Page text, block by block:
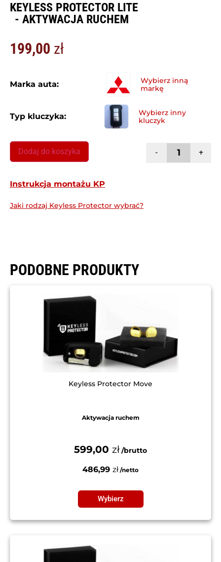
KEYLESS PROTECTOR LITE
- AKTYWACJA RUCHEM
199,00 zł
Marka auta:
Typ kluczyka:
- +
Dodaj do koszyka
Instrukcja montażu KP
Jaki rodzaj Keyless Protector wybrać?
PODOBNE PRODUKTY
Keyless Protector Move
Aktywacja ruchem
599,00 zł
486,99 zł
Wybierz